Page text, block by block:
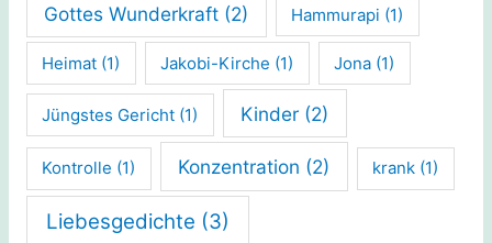
Gottes Wunderkraft (2) Hammurapi (1)
Heimat (1) Jakobi-Kirche (1) Jona (1)
Jüngstes Gericht (1) Kinder (2)
Kontrolle (1) Konzentration (2) krank (1)
Liebesgedichte (3)